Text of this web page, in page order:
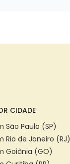
CIDADE
São Paulo (SP)
Rio de Janeiro (RJ)
Goiânia (GO)